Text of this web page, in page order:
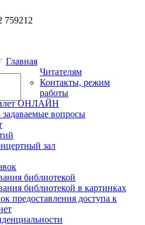
759212
Главная
Читателям
Контакты, режим
работы
ОНЛАЙН
вопросы
зал
библиотекой
библиотекой в картинках
предоставления доступа к